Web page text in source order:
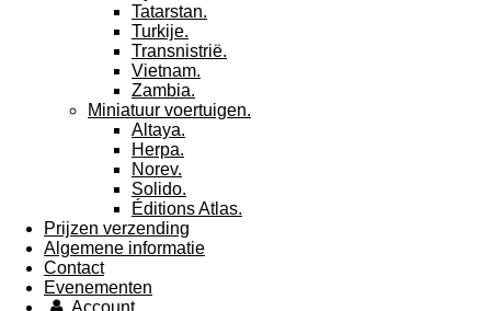
Tatarstan.
Turkije.
Transnistrië.
Vietnam.
Zambia.
Miniatuur voertuigen.
Altaya.
Herpa.
Norev.
Solido.
Éditions Atlas.
Prijzen verzending
Algemene informatie
Contact
Evenementen
Account